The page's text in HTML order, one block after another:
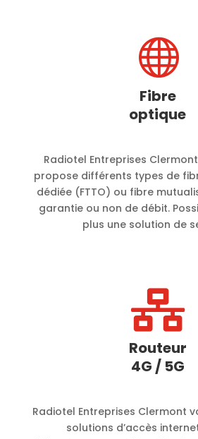

Fibre
optique
Radiotel Entreprises
propose différents types de
dédiée (FTTO) ou fibre
garantie ou non de débit.
plus une solution de

Routeur
4G / 5G
Radiotel Entreprises Clermont
solutions d’accès